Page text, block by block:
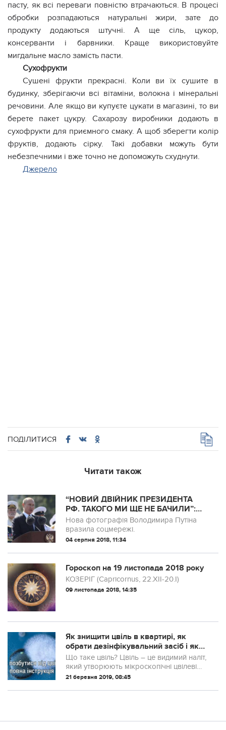
пасту, як всі переваги повністю втрачаються. В процесі
обробки розпадаються натуральні жири, зате до
продукту додаються штучні. А ще сіль, цукор,
консерванти і барвники. Краще використовуйте
мигдальне масло замість пасти.
Сухофрукти
Сушені фрукти прекрасні. Коли ви їх сушите в
будинку, зберігаючи всі вітаміни, волокна і мінеральні
речовини. Але якщо ви купуєте цукати в магазині, то ви
берете пакет цукру. Сахарозу виробники додають в
сухофрукти для приємного смаку. А щоб зберегти колір
фруктів, додають сірку. Такі добавки можуть бути
небезпечними і вже точно не допоможуть схуднути.
Джерело
ПОДІЛИТИСЯ
Читати також
“НОВИЙ ДВІЙНИК ПРЕЗИДЕНТА
РФ. ТАКОГО МИ ЩЕ НЕ БАЧИЛИ”:
МЕРЕЖУ СКОЛИХНУЛИ НОВІ ФОТО
ПУТІНА
Нова фотографія Володимира Путіна
вразила соцмережі.
04 серпня 2018, 11:34
Гороскоп на 19 листопада 2018 року
КОЗЕРІГ (Capricornus, 22.XII-20.I)
09 листопада 2018, 14:35
Як знищити цвіль в квартирі, як
обрати дезінфікувальний засіб і як
усунути запах, що залишився – все
коротко і по суті
Що таке цвіль? Цвіль – це видимий наліт,
який утворюють мікроскопічні цвілеві
гриби. Вони присутні всюди: можуть
яких умовах. Цвіль з’являється не ...
21 березня 2019, 08:45